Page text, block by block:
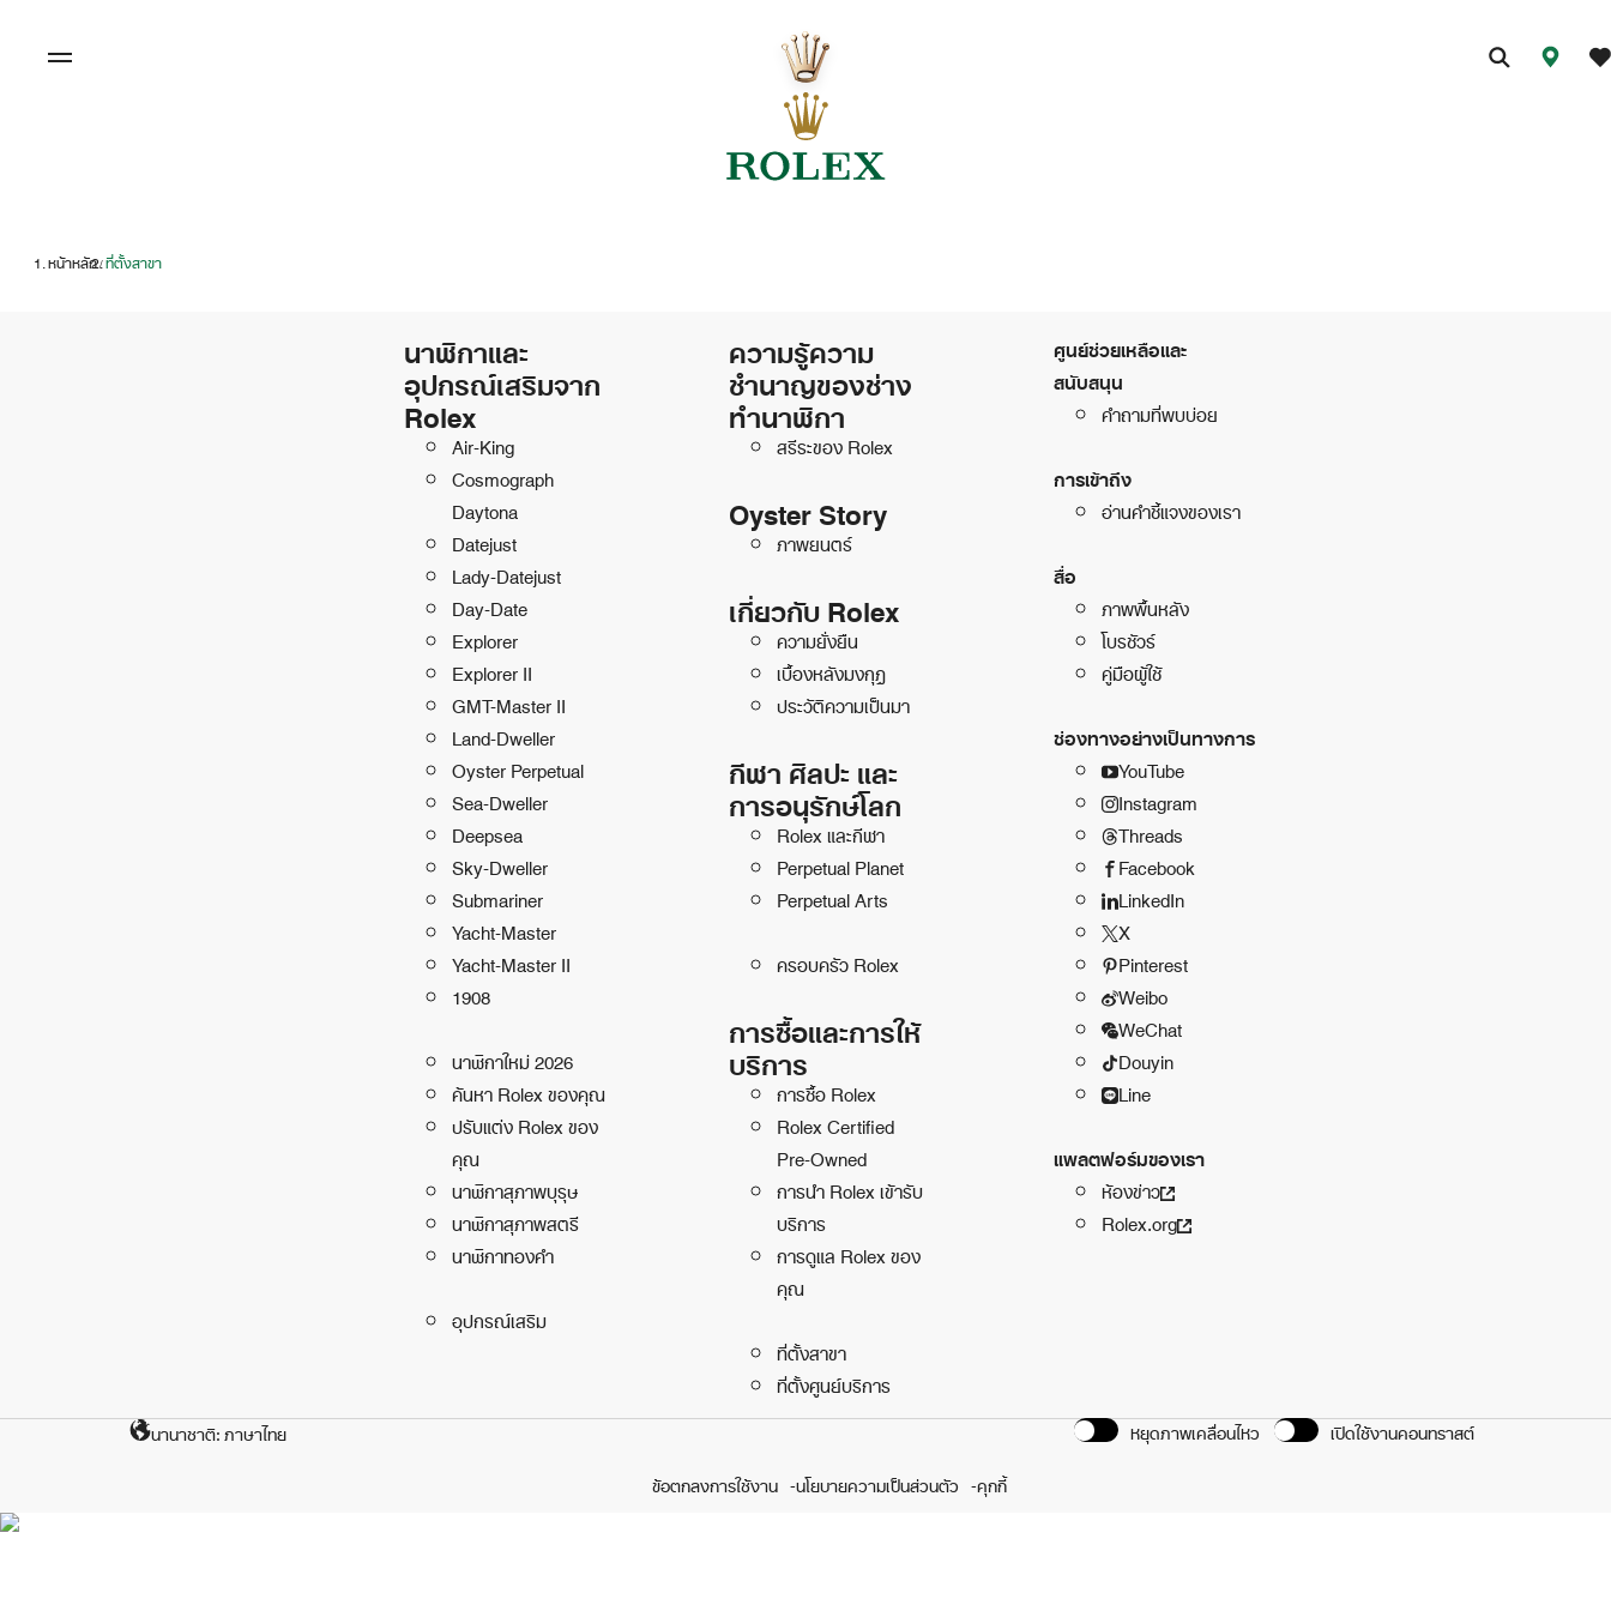
หน้าหลัก/ที่ตั้งสาขา
นาฬิกาและ
อุปกรณ์เสริมจาก
Rolex
Air-King
Cosmograph
Daytona
Datejust
Lady-Datejust
Day-Date
Explorer
Explorer II
GMT-Master II
Land-Dweller
Oyster Perpetual
Sea-Dweller
Deepsea
Sky-Dweller
Submariner
Yacht-Master
Yacht-Master II
1908
นาฬิกาใหม่ 2026
ค้นหา Rolex ของคุณ
ปรับแต่ง Rolex ของ
คุณ
นาฬิกาสุภาพบุรุษ
นาฬิกาสุภาพสตรี
นาฬิกาทองคำ
อุปกรณ์เสริม
ความรู้ความ
ชำนาญของช่าง
ทำนาฬิกา
สรีระของ Rolex
Oyster Story
ภาพยนตร์
เกี่ยวกับ Rolex
ความยั่งยืน
เบื้องหลังมงกุฎ
ประวัติความเป็นมา
กีฬา ศิลปะ และ
การอนุรักษ์โลก
Rolex และกีฬา
Perpetual Planet
Perpetual Arts
ครอบครัว Rolex
การซื้อและการให้
บริการ
การซื้อ Rolex
Rolex Certified
Pre-Owned
การนำ Rolex เข้ารับ
บริการ
การดูแล Rolex ของ
คุณ
ที่ตั้งสาขา
ที่ตั้งศูนย์บริการ
ศูนย์ช่วยเหลือและ
สนับสนุน
คำถามที่พบบ่อย
การเข้าถึง
อ่านคำชี้แจงของเรา
สื่อ
ภาพพื้นหลัง
โบรชัวร์
คู่มือผู้ใช้
ช่องทางอย่างเป็นทางการ
YouTube
Instagram
Threads
Facebook
LinkedIn
X
Pinterest
Weibo
WeChat
Douyin
Line
แพลตฟอร์มของเรา
ห้องข่าว
Rolex.org
นานาชาติ: ภาษาไทย หยุดภาพเคลื่อนไหว
เปิดใช้งานคอนทราสต์
ข้อตกลงการใช้งาน
นโยบายความเป็นส่วนตัว คุกกี้